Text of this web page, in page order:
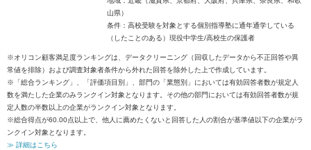
山県）
条件：高校受験を対象とする個別指導塾に通年通学している
（したことのある）現役中学生/高校生の保護者
※オリコン顧客満足度ランキングは、データクリーニング（回収したデータから不正回答や異
常値を排除）および調査対象者条件から外れた回答を除外した上で作成しています。
※「総合ランキング」、「評価項目別」、部門の「業態別」においては有効回答者数が規定人
数を満たした企業のみランクイン対象となります。その他の部門においては有効回答者数が規
定人数の半数以上の企業がランクイン対象となります。
※総合得点が60.00点以上で、他人に薦めたくないと回答した人の割合が基準値以下の企業がラ
ンクイン対象となります。
≫ 詳細はこちら